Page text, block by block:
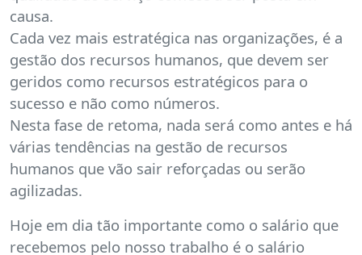
causa.
Cada vez mais estratégica nas organizações, é a
gestão dos recursos humanos, que devem ser
geridos como recursos estratégicos para o
sucesso e não como números.
Nesta fase de retoma, nada será como antes e há
várias tendências na gestão de recursos
humanos que vão sair reforçadas ou serão
agilizadas.
Hoje em dia tão importante como o salário que
recebemos pelo nosso trabalho é o salário